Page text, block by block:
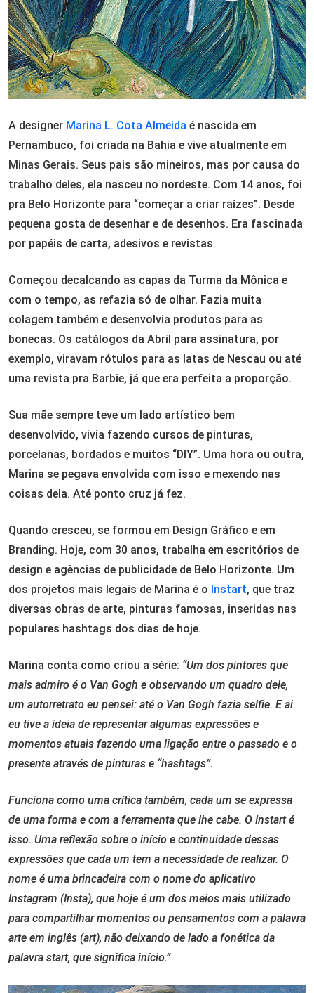
A designer Marina L. Cota Almeida é nascida em
Pernambuco, foi criada na Bahia e vive atualmente em
Minas Gerais. Seus pais são mineiros, mas por causa do
trabalho deles, ela nasceu no nordeste. Com 14 anos, foi
pra Belo Horizonte para “começar a criar raízes”. Desde
pequena gosta de desenhar e de desenhos. Era fascinada
por papéis de carta, adesivos e revistas.
Começou decalcando as capas da Turma da Mônica e
com o tempo, as refazia só de olhar. Fazia muita
colagem também e desenvolvia produtos para as
bonecas. Os catálogos da Abril para assinatura, por
exemplo, viravam rótulos para as latas de Nescau ou até
uma revista pra Barbie, já que era perfeita a proporção.
Sua mãe sempre teve um lado artístico bem
desenvolvido, vivia fazendo cursos de pinturas,
porcelanas, bordados e muitos “DIY”. Uma hora ou outra,
Marina se pegava envolvida com isso e mexendo nas
coisas dela. Até ponto cruz já fez.
Quando cresceu, se formou em Design Gráfico e em
Branding. Hoje, com 30 anos, trabalha em escritórios de
design e agências de publicidade de Belo Horizonte. Um
dos projetos mais legais de Marina é o Instart, que traz
diversas obras de arte, pinturas famosas, inseridas nas
populares hashtags dos dias de hoje.
Marina conta como criou a série: “Um dos pintores que
mais admiro é o Van Gogh e observando um quadro dele,
um autorretrato eu pensei: até o Van Gogh fazia selfie. E ai
eu tive a ideia de representar algumas expressões e
momentos atuais fazendo uma ligação entre o passado e o
presente através de pinturas e “hashtags”.
Funciona como uma crítica também, cada um se expressa
de uma forma e com a ferramenta que lhe cabe. O Instart é
isso. Uma reflexão sobre o início e continuidade dessas
expressões que cada um tem a necessidade de realizar. O
nome é uma brincadeira com o nome do aplicativo
Instagram (Insta), que hoje é um dos meios mais utilizado
para compartilhar momentos ou pensamentos com a palavra
arte em inglês (art), não deixando de lado a fonética da
palavra start, que significa início.”